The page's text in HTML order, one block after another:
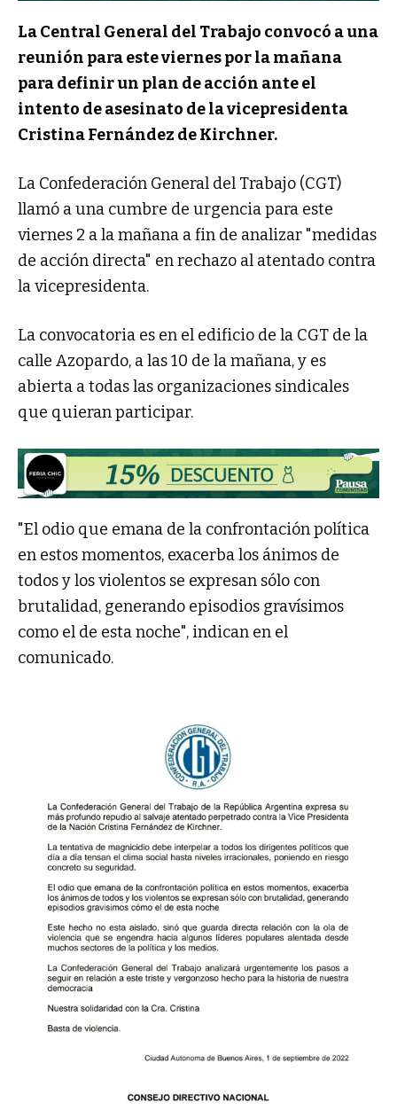
La Central General del Trabajo convocó a una
reunión para este viernes por la mañana
para definir un plan de acción ante el
intento de asesinato de la vicepresidenta
Cristina Fernández de Kirchner.
La Confederación General del Trabajo (CGT)
llamó a una cumbre de urgencia para este
viernes 2 a la mañana a fin de analizar "medidas
de acción directa" en rechazo al atentado contra
la vicepresidenta.
La convocatoria es en el edificio de la CGT de la
calle Azopardo, a las 10 de la mañana, y es
abierta a todas las organizaciones sindicales
que quieran participar.
"El odio que emana de la confrontación política
en estos momentos, exacerba los ánimos de
todos y los violentos se expresan sólo con
brutalidad, generando episodios gravísimos
como el de esta noche", indican en el
comunicado.